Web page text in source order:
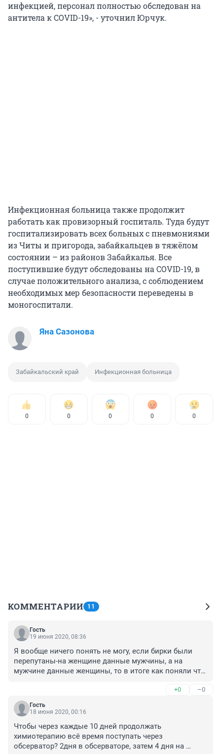
инфекцией, персонал полностью обследован на
антитела к COVID-19», - уточнил Юрчук.
Инфекционная больница также продолжит
работать как провизорный госпиталь. Туда будут
госпитализировать всех больных с пневмониями
из Читы и пригорода, забайкальцев в тяжёлом
состоянии – из районов Забайкалья. Все
поступившие будут обследованы на COVID-19, в
случае положительного анализа, с соблюдением
необходимых мер безопасности переведены в
моногоспитали.
Яна Сазонова
Забайкальский край Инфекционная больница
0 0 0 0 0
КОММЕНТАРИИ 11
Гость
19 июня 2020, 08:36
Я вообще ничего понять не могу, если бирки были
перепутаны-на женщине данные мужчины, а на
мужчине данные женщины, то в итоге как поняли что
пакет с трупом?!какая то мутная история совсем
+0 –0
Гость
18 июня 2020, 00:16
Чтобы через каждые 10 дней продолжать
химиотерапию всё время поступать через
обсерватор? 2дня в обсерваторе, затем 4 дня на